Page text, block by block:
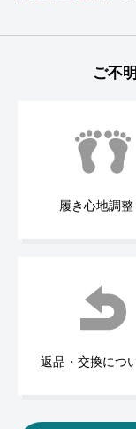
ご不
履き心地調整
返品・交換につ